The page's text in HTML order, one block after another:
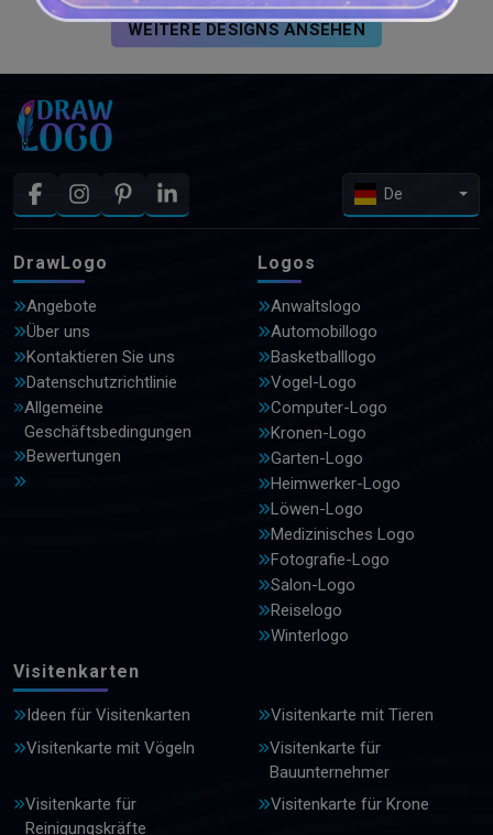
WEITERE DESIGNS ANSEHEN
De
DrawLogo
Angebote
Über uns
Kontaktieren Sie uns
Datenschutzrichtlinie
Allgemeine
Geschäftsbedingungen
Bewertungen
Logos
Anwaltslogo
Automobillogo
Basketballlogo
Vogel-Logo
Computer-Logo
Kronen-Logo
Garten-Logo
Heimwerker-Logo
Löwen-Logo
Medizinisches Logo
Fotografie-Logo
Salon-Logo
Reiselogo
Winterlogo
Visitenkarten
Ideen für Visitenkarten
Visitenkarte mit Tieren
Visitenkarte mit Vögeln
Visitenkarte für
Bauunternehmer
Visitenkarte für
Reinigungskräfte
Visitenkarte für Krone